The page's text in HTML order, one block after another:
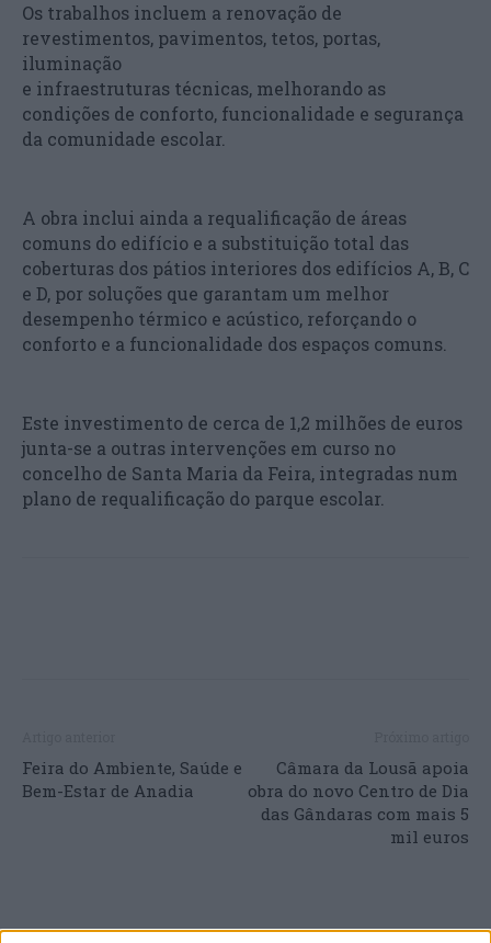
Os trabalhos incluem a renovação de
revestimentos, pavimentos, tetos, portas,
iluminação
e infraestruturas técnicas, melhorando as
condições de conforto, funcionalidade e segurança
da comunidade escolar.
A obra inclui ainda a requalificação de áreas
comuns do edifício e a substituição total das
coberturas dos pátios interiores dos edifícios A, B, C
e D, por soluções que garantam um melhor
desempenho térmico e acústico, reforçando o
conforto e a funcionalidade dos espaços comuns.
Este investimento de cerca de 1,2 milhões de euros
junta-se a outras intervenções em curso no
concelho de Santa Maria da Feira, integradas num
plano de requalificação do parque escolar.
Feira do Ambiente, Saúde e
Bem-Estar de Anadia
Câmara da Lousã apoia
obra do novo Centro de Dia
das Gândaras com mais 5
mil euros